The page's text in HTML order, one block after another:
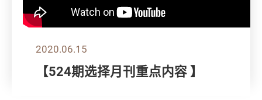
2020.06.15
【524期选择月刊重点内容 】